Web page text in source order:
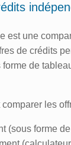
est une
de crédits
de
les
(sous forme